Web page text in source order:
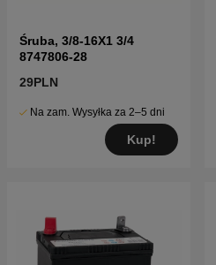
Śruba, 3/8-16X1 3/4
8747806-28
29PLN
Na zam. Wysyłka za 2–5 dni
Kup!